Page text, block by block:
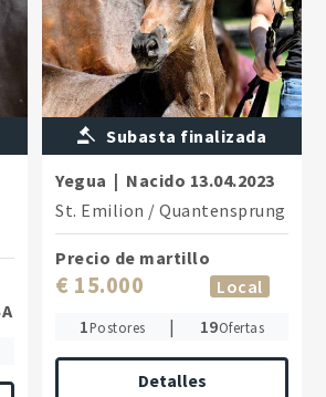
Subasta finalizada
Yegua | Nacido 13.04.2023
St. Emilion /Quantensprung
Precio de martillo
€ 15.000
Local
1Postores | 19Ofertas
Detalles